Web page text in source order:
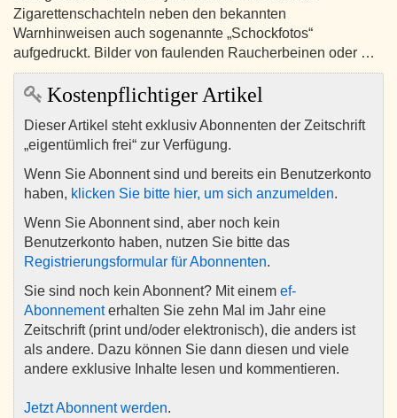
Zigarettenschachteln neben den bekannten
Warnhinweisen auch sogenannte „Schockfotos“
aufgedruckt. Bilder von faulenden Raucherbeinen oder …
Kostenpflichtiger Artikel
Dieser Artikel steht exklusiv Abonnenten der Zeitschrift
„eigentümlich frei“ zur Verfügung.
Wenn Sie Abonnent sind und bereits ein Benutzerkonto
haben, klicken Sie bitte hier, um sich anzumelden.
Wenn Sie Abonnent sind, aber noch kein
Benutzerkonto haben, nutzen Sie bitte das
Registrierungsformular für Abonnenten.
Sie sind noch kein Abonnent? Mit einem ef-
Abonnementerhalten Sie zehn Mal im Jahr eine
Zeitschrift (print und/oder elektronisch), die anders ist
als andere. Dazu können Sie dann diesen und viele
andere exklusive Inhalte lesen und kommentieren.
Jetzt Abonnent werden.